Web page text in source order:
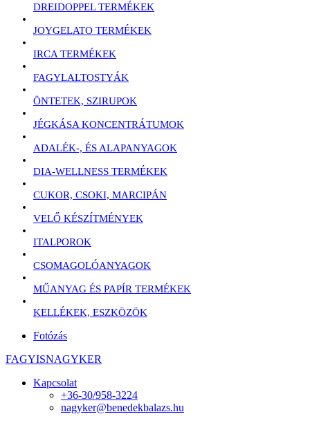
DREIDOPPEL TERMÉKEK
JOYGELATO TERMÉKEK
IRCA TERMÉKEK
FAGYLALTOSTYÁK
ÖNTETEK, SZIRUPOK
JÉGKÁSA KONCENTRÁTUMOK
ADALÉK-, ÉS ALAPANYAGOK
DIA-WELLNESS TERMÉKEK
CUKOR, CSOKI, MARCIPÁN
VELŐ KÉSZÍTMÉNYEK
ITALPOROK
CSOMAGOLÓANYAGOK
MŰANYAG ÉS PAPÍR TERMÉKEK
KELLÉKEK, ESZKÖZÖK
Fotózás
FAGYISNAGYKER
Kapcsolat
+36-30/958-3224
nagyker@benedekbalazs.hu